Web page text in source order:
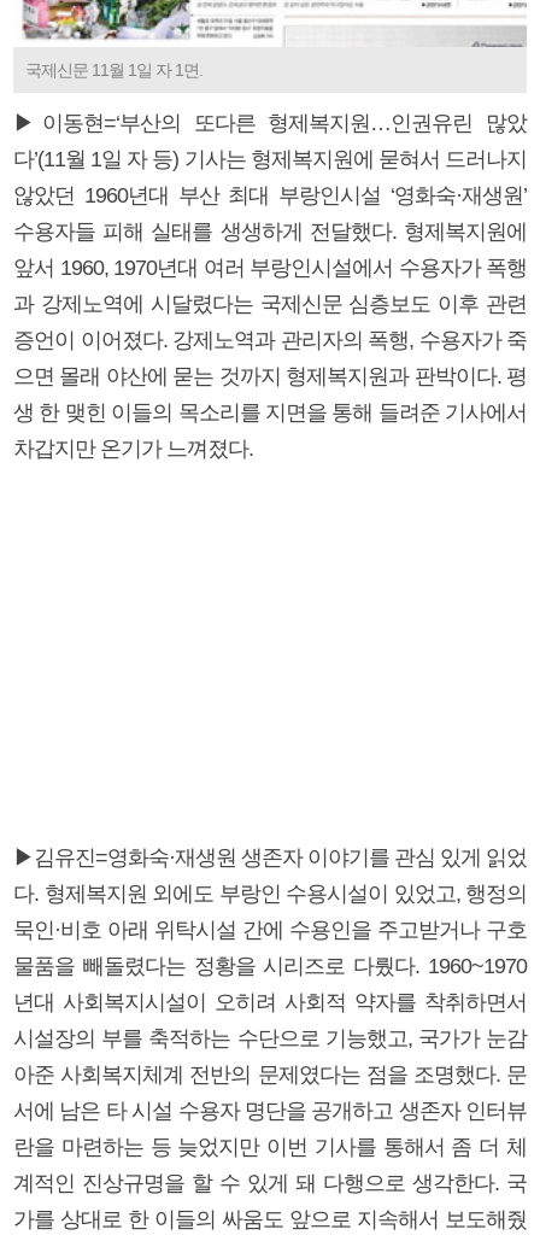
국제신문 11월 1일 자 1면.
▶이동현=‘부산의 또다른 형제복지원…인권유린 많았
다’(11월 1일 자 등) 기사는 형제복지원에 묻혀서 드러나지
않았던 1960년대 부산 최대 부랑인시설 ‘영화숙·재생원’
수용자들 피해 실태를 생생하게 전달했다. 형제복지원에
앞서 1960, 1970년대 여러 부랑인시설에서 수용자가 폭행
과 강제노역에 시달렸다는 국제신문 심층보도 이후 관련
증언이 이어졌다. 강제노역과 관리자의 폭행, 수용자가 죽
으면 몰래 야산에 묻는 것까지 형제복지원과 판박이다. 평
생 한 맺힌 이들의 목소리를 지면을 통해 들려준 기사에서
차갑지만 온기가 느껴졌다.
▶김유진=영화숙·재생원 생존자 이야기를 관심 있게 읽었
다. 형제복지원 외에도 부랑인 수용시설이 있었고, 행정의
묵인·비호 아래 위탁시설 간에 수용인을 주고받거나 구호
물품을 빼돌렸다는 정황을 시리즈로 다뤘다. 1960~1970
년대 사회복지시설이 오히려 사회적 약자를 착취하면서
시설장의 부를 축적하는 수단으로 기능했고, 국가가 눈감
아준 사회복지체계 전반의 문제였다는 점을 조명했다. 문
서에 남은 타 시설 수용자 명단을 공개하고 생존자 인터뷰
란을 마련하는 등 늦었지만 이번 기사를 통해서 좀 더 체
계적인 진상규명을 할 수 있게 돼 다행으로 생각한다. 국
가를 상대로 한 이들의 싸움도 앞으로 지속해서 보도해줬